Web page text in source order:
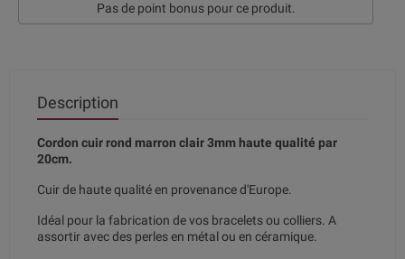
Pas de point bonus pour ce produit.
Description
Cordon cuir rond marron clair 3mm haute qualité par
20cm.
Cuir de haute qualité en provenance d'Europe.
Idéal pour la fabrication de vos bracelets ou colliers. A
assortir avec des perles en métal ou en céramique.